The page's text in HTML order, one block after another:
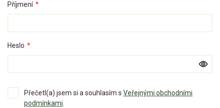
Příjmení *
Heslo *
Přečetl(a) jsem si a souhlasím s Veřejnými obchodními
podmínkami.